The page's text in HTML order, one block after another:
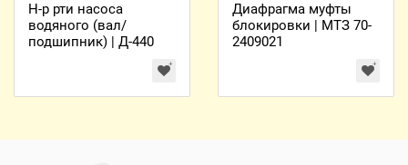
Н-р рти насоса
водяного (вал/
подшипник) | Д-440
Диафрагма муфты
блокировки | МТЗ 70-
2409021